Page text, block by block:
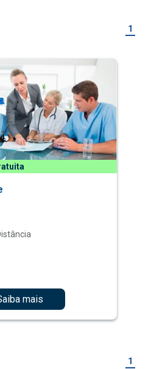
1
mais
1